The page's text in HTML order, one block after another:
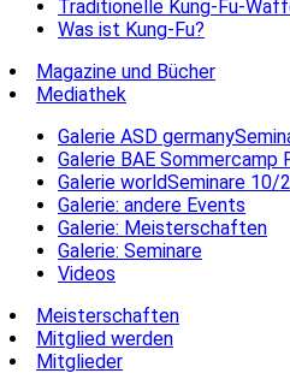
Traditionelle Kung-Fu-
Was ist Kung-Fu?
Magazine und Bücher
Mediathek
Galerie ASD
Galerie BAE Sommercamp
Galerie worldSeminare 10/
Galerie: andere Events
Galerie: Meisterschaften
Galerie: Seminare
Videos
Meisterschaften
Mitglied werden
Mitglieder